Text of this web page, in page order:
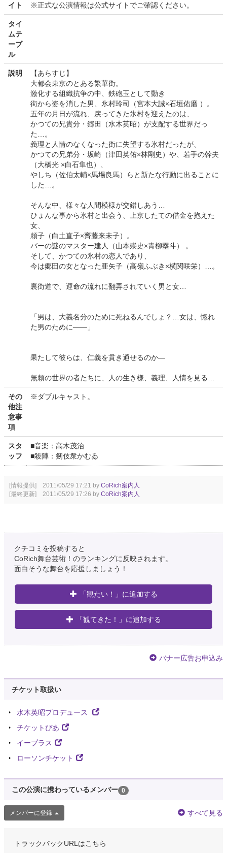
イト
※正式な公演情報は公式サイトでご確認ください。
タイ
ムテ
ーブ
ル
説明
【あらすじ】
大都会東京のとある繁華街。
激化する組織抗争の中、鉄砲玉として動き
街から姿を消した男、氷村玲司（宮本大誠×石垣佑磨 ）。
五年の月日が流れ、戻ってきた氷村を迎えたのは、
かつての兄貴分・郷田（水木英昭）が支配する世界だっ
た…。
義理と人情のなくなった街に失望する氷村だったが、
かつての兄弟分・坂崎（津田英佑×林剛史）や、若手の幹夫
（大橋光 ×白石隼也）、
やしち（佐伯太輔×馬場良馬）らと新たな行動に出ることに
した…。
そんな中、様々な人間模様が交錯しあう…
ひょんな事から氷村と出会う、上京したての借金を抱えた
女、
頼子（白土直子×齊藤来未子）。
バーの謎のマスター建人（山本崇史×青柳塁斗） 。
そして、かつての氷村の恋人であり、
今は郷田の女となった亜矢子（高嶺ふぶき×横関咲栄）…。
裏街道で、運命の流れに翻弄されていく男と女…
「男は、大義名分のために死ねるんでしょ？…女は、惚れ
た男のために——」
果たして彼らは、仁義を貫き通せるのか—
無頼の世界の者たちに、人の生き様、義理、人情を見る…
その
他注
意事
項
※ダブルキャスト。
スタ
ッフ
■音楽：高木茂治
■殺陣：剱伎衆かむゐ
[情報提供] 2011/05/29 17:21 by CoRich案内人
[最終更新] 2011/05/29 17:26 by CoRich案内人
クチコミを投稿すると
CoRich舞台芸術！のランキングに反映されます。
面白そうな舞台を応援しましょう！
「観たい！」に追加する
「観てきた！」に追加する
バナー広告お申込み
チケット取扱い
水木英昭プロデュース
チケットぴあ
イープラス
ローソンチケット
この公演に携わっているメンバー 0
メンバーに登録 すべて見る
トラックバックURLはこちら